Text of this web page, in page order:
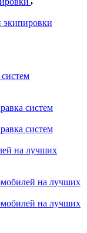
систем
систем
на лучших
на лучших
на лучших